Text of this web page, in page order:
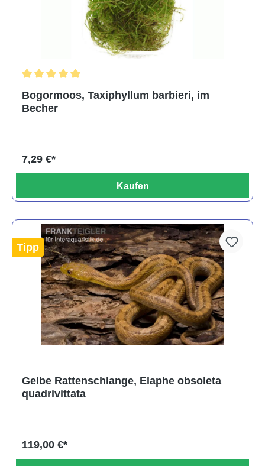
Bogormoos, Taxiphyllum barbieri, im
Becher
7,29 €*
Kaufen
Tipp
Gelbe Rattenschlange, Elaphe obsoleta
quadrivittata
119,00 €*